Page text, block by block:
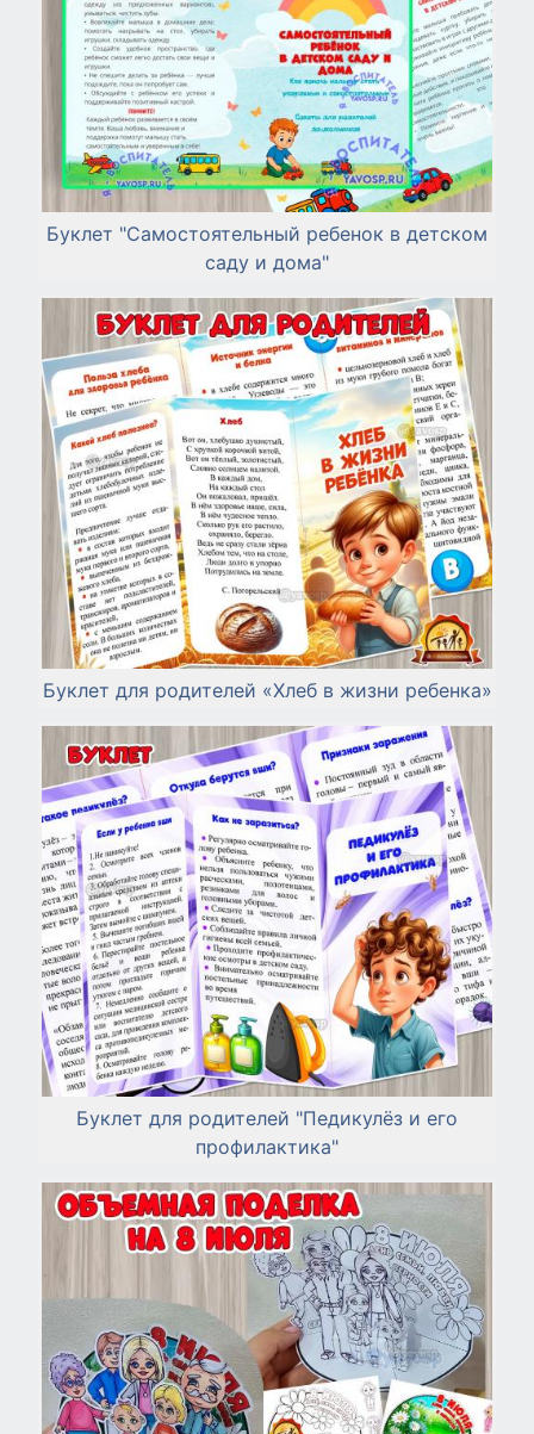
Буклет "Самостоятельный ребенок в детском
саду и дома"
Буклет для родителей «Хлеб в жизни ребенка»
Буклет для родителей "Педикулёз и его
профилактика"